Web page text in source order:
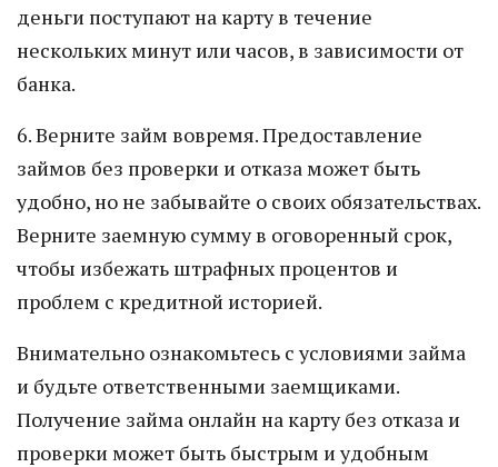
деньги поступают на карту в течение
нескольких минут или часов, в зависимости от
банка.
6. Верните займ вовремя. Предоставление
займов без проверки и отказа может быть
удобно, но не забывайте о своих обязательствах.
Верните заемную сумму в оговоренный срок,
чтобы избежать штрафных процентов и
проблем с кредитной историей.
Внимательно ознакомьтесь с условиями займа
и будьте ответственными заемщиками.
Получение займа онлайн на карту без отказа и
проверки может быть быстрым и удобным